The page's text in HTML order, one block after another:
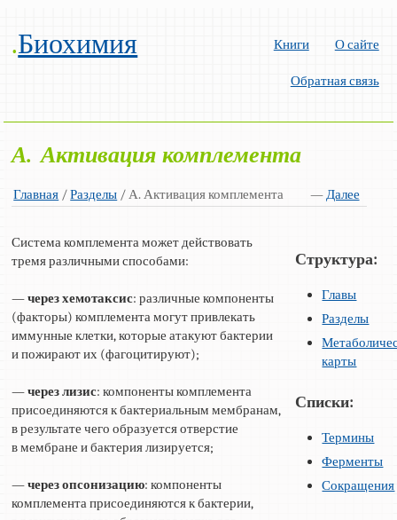
.Биохимия Книги О сайте
Обратная связь
А. Активация комплемента
Главная / —Далее
Разделы / А. Активация комплемента
Система комплемента может действовать
тремя различными способами:
—через хемотаксис: различные компоненты
(факторы) комплемента могут привлекать
иммунные клетки, которые атакуют бактерии
и пожирают их (фагоцитируют);
—через лизис: компоненты комплемента
присоединяются к бактериальным мембранам,
в результате чего образуется отверстие
в мембране и бактерия лизируется;
—через опсонизацию: компоненты
комплемента присоединяются к бактерии,
Структура:
Главы
Разделы
карты
Списки:
Термины
Ферменты
Сокращения